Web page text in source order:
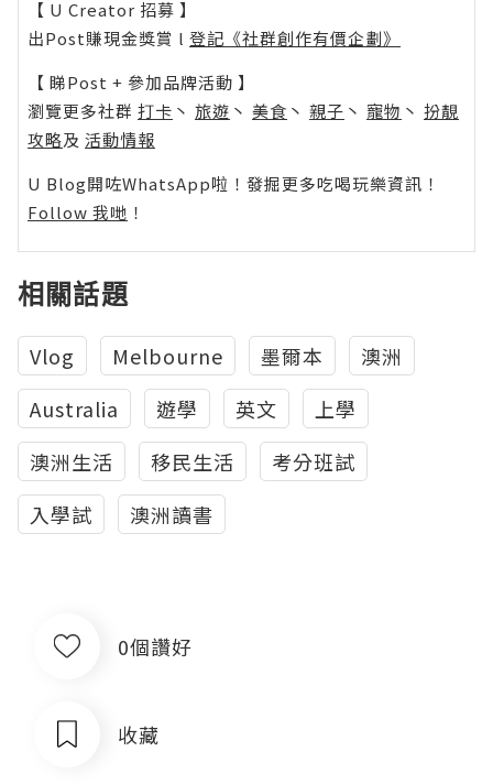
【 U Creator 招募 】
出Post賺現金獎賞 l 登記《社群創作有價企劃》
【 睇Post + 參加品牌活動 】
瀏覽更多社群 打卡 丶 旅遊 丶 美食 丶 親子 丶 寵物 丶 扮靚
攻略及 活動情報
U Blog開咗WhatsApp啦！發掘更多吃喝玩樂資訊！
Follow 我哋 ！
相關話題
Vlog Melbourne 墨爾本
澳洲
Australia
遊學 英文
上學
澳洲生活
移民生活
考分班試
入學試
澳洲讀書
0個讚好
收藏